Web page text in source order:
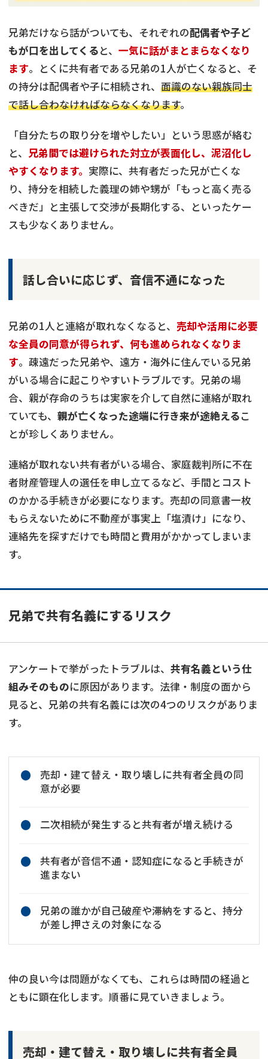
兄弟だけなら話がついても、それぞれの配偶者や子ど
もが口を出してくると、 一気に話がまとまらなくなり
ます。とくに共有者である兄弟の1人が亡くなると、そ
の持分は配偶者や子に相続され、 面識のない親族同士
で話し合わなければならなくなります。
「自分たちの取り分を増やしたい」という思惑が絡む
と、 兄弟間では避けられた対立が表面化し、泥沼化し
やすくなります。 実際に、共有者だった兄が亡くな
り、持分を相続した義理の姉や甥が「もっと高く売る
べきだ」と主張して交渉が長期化する、といったケー
スも少なくありません。
話し合いに応じず、音信不通になった
兄弟の1人と連絡が取れなくなると、 売却や活用に必要
な全員の同意が得られず、何も進められなくなりま
す。疎遠だった兄弟や、遠方・海外に住んでいる兄弟
がいる場合に起こりやすいトラブルです。兄弟の場
合、親が存命のうちは実家を介して自然に連絡が取れ
ていても、 親が亡くなった途端に行き来が途絶えるこ
とが珍しくありません。
連絡が取れない共有者がいる場合、家庭裁判所に不在
者財産管理人の選任を申し立てるなど、手間とコスト
のかかる手続きが必要になります。売却の同意書一枚
もらえないために不動産が事実上「塩漬け」になり、
連絡先を探すだけでも時間と費用がかかってしまいま
す。
兄弟で共有名義にするリスク
アンケートで挙がったトラブルは、 共有名義という仕
組みそのものに原因があります。法律・制度の面から
見ると、兄弟の共有名義には次の4つのリスクがありま
す。
売却・建て替え・取り壊しに共有者全員の同
意が必要
二次相続が発生すると共有者が増え続ける
共有者が音信不通・認知症になると手続きが
進まない
兄弟の誰かが自己破産や滞納をすると、持分
が差し押さえの対象になる
仲の良い今は問題がなくても、これらは時間の経過と
ともに顕在化します。順番に見ていきましょう。
売却・建て替え・取り壊しに共有者全員